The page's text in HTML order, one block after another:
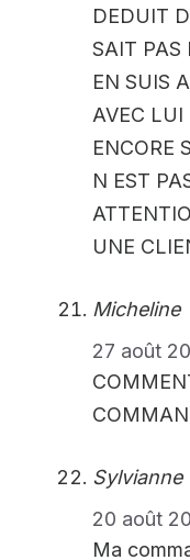
DEDUIT
SAIT PAS
EN SUIS
AVEC LUI
ENCORE
N EST
UNE
Micheline
27 août
Sylvianne
20 août
Ma